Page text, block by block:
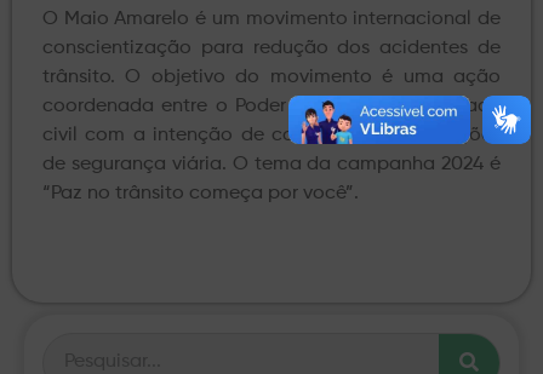
O Maio Amarelo é um movimento internacional de
conscientização para redução dos acidentes de
trânsito. O objetivo do movimento é uma ação
coordenada entre o Poder Público e a sociedade
civil com a intenção de colocar em pauta ações
de segurança viária. O tema da campanha 2024 é
“Paz no trânsito começa por você”.